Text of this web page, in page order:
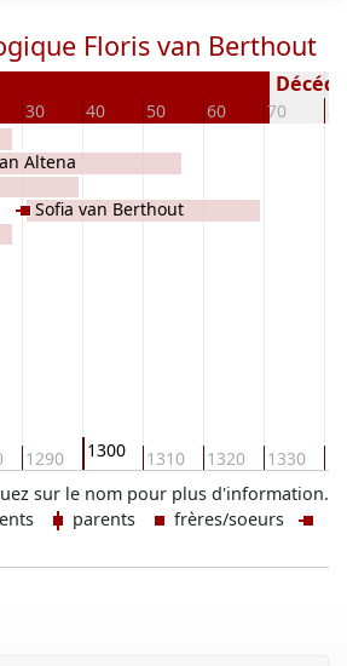
Floris van Berthout
30 40 50 60 70
1290 1300 1310 1320 1330
Altena
Sofia van Berthout
sur le nom pour plus d'information.
parents
frères/soeurs